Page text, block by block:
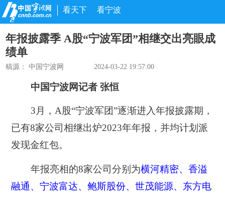
看天下 看宁波
年报披露季 A股“宁波军团”相继交出亮眼成
绩单
稿源： 中国宁波网 2024-03-22 19:57:00
中国宁波网记者 张恒
3月，A股“宁波军团”逐渐进入年报披露期，
已有8家公司相继出炉2023年年报，并均计划派
发现金红包。
年报亮相的8家公司分别为横河精密、香溢
融通、宁波富达、鲍斯股份、世茂能源、东方电